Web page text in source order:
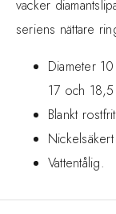
vacker
seriens nättare
Diameter
17 och 18,5
Blankt
Nickelsäkert
Vattentålig.